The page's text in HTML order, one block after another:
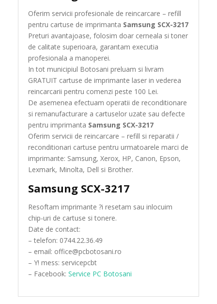
Oferim servicii profesionale de reincarcare – refill
pentru cartuse de imprimanta Samsung SCX-3217
Preturi avantajoase, folosim doar cerneala si toner
de calitate superioara, garantam executia
profesionala a manoperei.
In tot municipiul Botosani preluam si livram
GRATUIT cartuse de imprimante laser in vederea
reincarcarii pentru comenzi peste 100 Lei.
De asemenea efectuam operatii de reconditionare
si remanufacturare a cartuselor uzate sau defecte
pentru imprimanta Samsung SCX-3217
Oferim servicii de reincarcare – refill si reparatii /
reconditionari cartuse pentru urmatoarele marci de
imprimante: Samsung, Xerox, HP, Canon, Epson,
Lexmark, Minolta, Dell si Brother.
Samsung SCX-3217
Resoftam imprimante ?i resetam sau inlocuim
chip-uri de cartuse si tonere.
Date de contact:
– telefon: 0744.22.36.49
– email: office@pcbotosani.ro
– Y! mess: servicepcbt
– Facebook:Service PC Botosani